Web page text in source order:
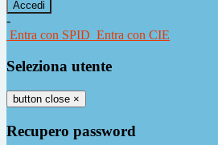
-
Entra con SPID Entra con CIE
Seleziona utente
button close ×
Recupero password